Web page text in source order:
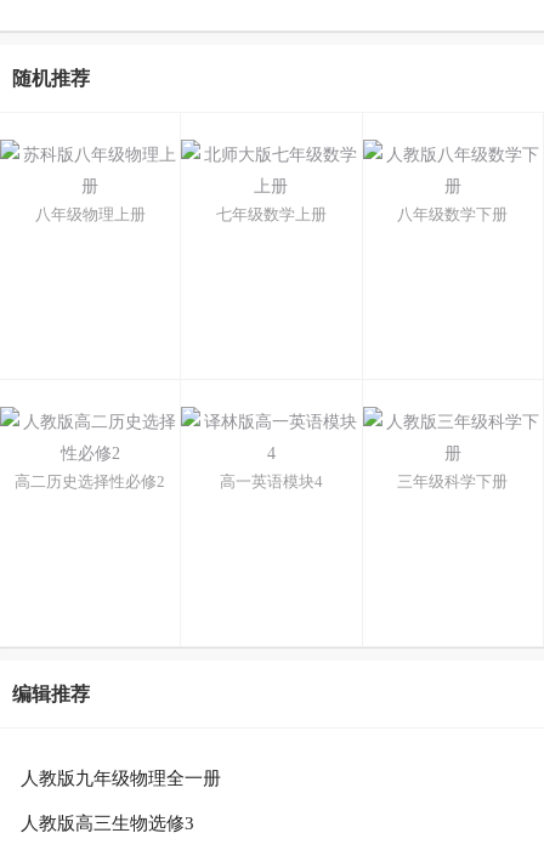
随机推荐
八年级物理上册 七年级数学上册 八年级数学下册
高二历史选择性必修2 高一英语模块4 三年级科学下册
编辑推荐
人教版九年级物理全一册
人教版高三生物选修3